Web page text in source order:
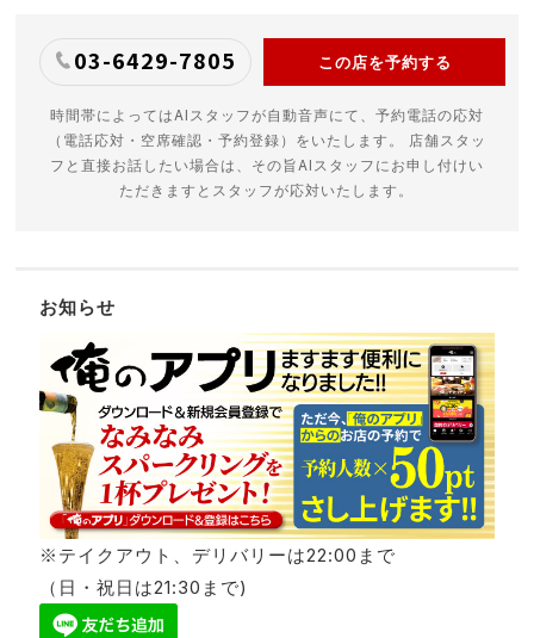
03-6429-7805 この店を予約する
時間帯によってはAIスタッフが自動音声にて、予約電話の応対
（電話応対・空席確認・予約登録）をいたします。 店舗スタッ
フと直接お話したい場合は、その旨AIスタッフにお申し付けい
ただきますとスタッフが応対いたします。
お知らせ
※テイクアウト、デリバリーは22:00まで
（日・祝日は21:30まで)